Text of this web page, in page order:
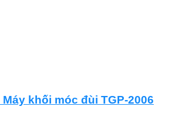
khối móc đùi TGP-2006